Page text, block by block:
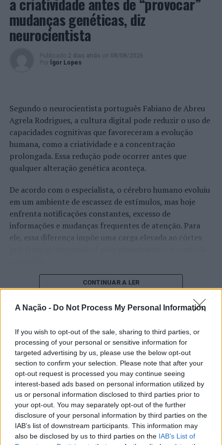
A Nação - Do Not Process My Personal Information
If you wish to opt-out of the sale, sharing to third parties, or
processing of your personal or sensitive information for
targeted advertising by us, please use the below opt-out
section to confirm your selection. Please note that after your
opt-out request is processed you may continue seeing
interest-based ads based on personal information utilized by
us or personal information disclosed to third parties prior to
your opt-out. You may separately opt-out of the further
disclosure of your personal information by third parties on the
IAB’s list of downstream participants. This information may
also be disclosed by us to third parties on the IAB’s List of
disponível nositeda CIM Alto Minho em www.cim-
altominho.pt.
growth through promoting Cultural HERitage of fiSHing
regional relacionadas com a proteção e promoção do
património cultural nas comunidades piscatórias, a fim
de aumentar a atratividade dessas regiões para as
empresas, cidadãos e turistas.
Imagem: CIM-AM.
TÓPICOS RELACIONADOS: CIM ALTO MINHO
DESTAQUE
SEMINÁRIO VIANA DO CASTELO
PRÓXIMO
Aveiro Tech City Challenges com os seis finalistas já
apurados
mudanças genéticas, diz
neurocientista
Publicado 2 dias atrás on 08/08/2026
Por
Ígor Lopes
Segundo o neurocientista português Fabiano de Abreu
Agrela Rodrigues, a cultura digital pode reduzir o uso de
capacidades cognitivas que favoreceram a evolução
humana, como a criatividade e a concentração
prolongada. Essa redução pode ocorrer antes que
qualquer alteração genética aconteça.
De acordo com o especialista, o cérebro humano evoluiu
em um ambiente de escassez de estímulos, mas hoje
enfrenta notificações constantes, excesso de
informações e mudanças frequentes de atenção. Para
ele, essa diferença impõe uma carga elevada ao córtex
O pesquisador afirma que plataformas digitais também
cérebro, favorecendo a fadiga mental, a dificuldade de
tarefas inacabadas permanecem ativas na memória e
aumentam a sensação de sobrecarga, enquanto o stress
prolongado pode elevar os níveis de cortisol e
prejudicar o desempenho cognitivo.
Fabiano de Abreu Agrela Rodrigues ressalta que não há
evidências de que o ambiente digital provoque mudanças
genéticas na espécie humana. A adaptação observada,
afirma, ocorre por meio da neuroplasticidade, processo
pelo qual os circuitos neurais se reorganizam em
CONTINUAR A LER
“Millennium Estoril Open 2026”
regressou ao circuito ATP com
vitória do francês Luca Van Assche
Publicado 3 dias atrás on 07/08/2026
Por Ígor Lopes